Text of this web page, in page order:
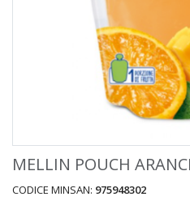
MELLIN POUCH
CODICE MINSAN: 975948302